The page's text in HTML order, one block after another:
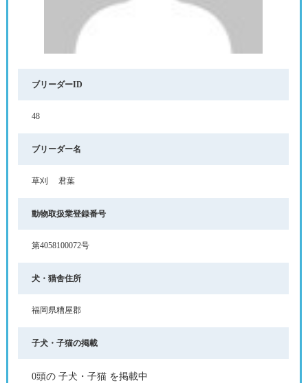
ブリーダーID
48
ブリーダー名
草刈 君葉
動物取扱業登録番号
第4058100072号
犬・猫舎住所
福岡県糟屋郡
子犬・子猫の掲載
0頭の 子犬・子猫 を掲載中